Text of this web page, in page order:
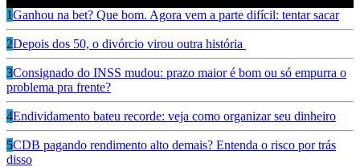
1Ganhou na bet? Que bom. Agora vem a parte difícil: tentar sacar
2Depois dos 50, o divórcio virou outra história
3Consignado do INSS mudou: prazo maior é bom ou só empurra o
problema pra frente?
4Endividamento bateu recorde: veja como organizar seu dinheiro
5CDB pagando rendimento alto demais? Entenda o risco por trás
disso